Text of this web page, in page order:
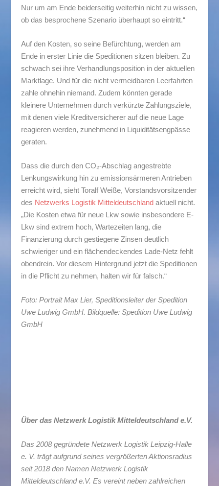
Nur um am Ende beiderseitig weiterhin nicht zu wissen,
ob das besprochene Szenario überhaupt so eintritt.“
Auf den Kosten, so seine Befürchtung, werden am
Ende in erster Linie die Speditionen sitzen bleiben. Zu
schwach sei ihre Verhandlungsposition in der aktuellen
Marktlage. Und für die nicht vermeidbaren Leerfahrten
zahle ohnehin niemand. Zudem könnten gerade
kleinere Unternehmen durch verkürzte Zahlungsziele,
mit denen viele Kreditversicherer auf die neue Lage
reagieren werden, zunehmend in Liquiditätsengpässe
geraten.
Dass die durch den CO₂-Abschlag angestrebte
Lenkungswirkung hin zu emissionsärmeren Antrieben
erreicht wird, sieht Toralf Weiße, Vorstandsvorsitzender
des Netzwerks Logistik Mitteldeutschlandaktuell nicht.
„Die Kosten etwa für neue Lkw sowie insbesondere E-
Lkw sind extrem hoch, Wartezeiten lang, die
Finanzierung durch gestiegene Zinsen deutlich
schwieriger und ein flächendeckendes Lade-Netz fehlt
obendrein. Vor diesem Hintergrund jetzt die Speditionen
in die Pflicht zu nehmen, halten wir für falsch.“
Foto: Portrait Max Lier, Speditionsleiter der Spedition
Uwe Ludwig GmbH. Bildquelle: Spedition Uwe Ludwig
GmbH
Über das Netzwerk Logistik Mitteldeutschland e.V.
Das 2008 gegründete Netzwerk Logistik Leipzig-Halle
e. V. trägt aufgrund seines vergrößerten Aktionsradius
seit 2018 den Namen Netzwerk Logistik
Mitteldeutschland e.V. Es vereint neben zahlreichen